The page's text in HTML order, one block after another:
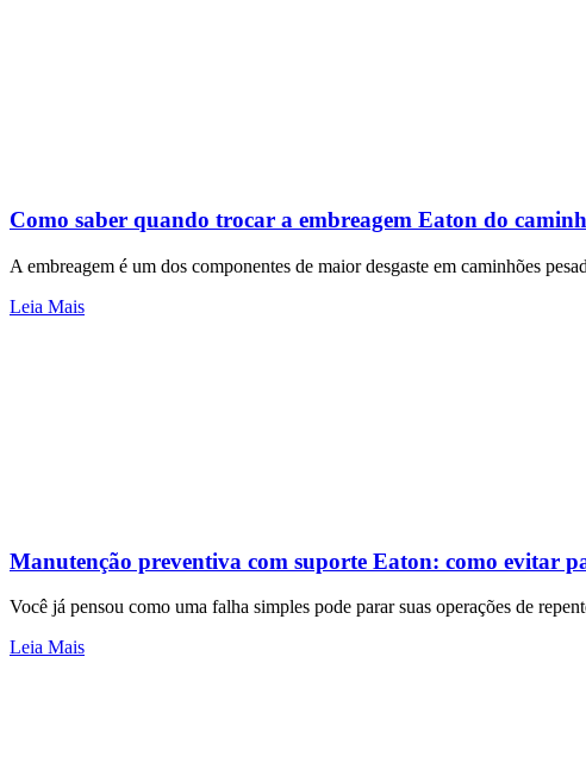
Como saber quando trocar a embreagem Eaton do
A embreagem é um dos componentes de maior desgaste em caminhões
Leia Mais
Manutenção preventiva com suporte Eaton: como evitar
Você já pensou como uma falha simples pode parar suas operações de
Leia Mais